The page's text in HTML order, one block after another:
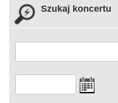
Szukaj koncertu